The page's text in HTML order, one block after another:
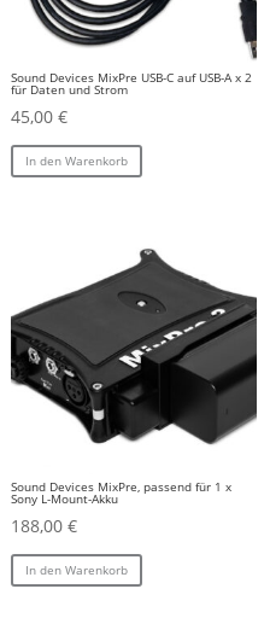
Sound Devices MixPre USB-C auf USB-A x 2
für Daten und Strom
45,00 €
In den Warenkorb
Sound Devices MixPre, passend für 1 x
Sony L-Mount-Akku
188,00 €
In den Warenkorb